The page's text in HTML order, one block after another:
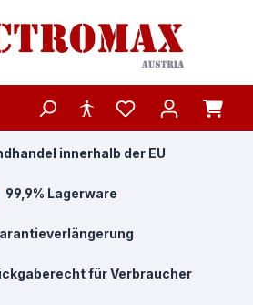
innerhalb der EU
99,9% Lagerware
für Verbraucher